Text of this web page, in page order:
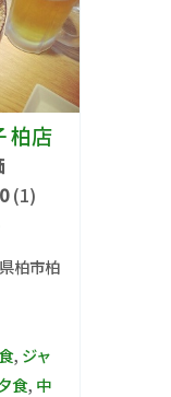
柏店
1
柏市柏
, ジャ
食, 中